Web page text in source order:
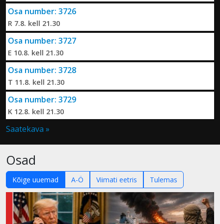
Osa number: 3726
R 7.8. kell 21.30
Osa number: 3727
E 10.8. kell 21.30
Osa number: 3728
T 11.8. kell 21.30
Osa number: 3729
K 12.8. kell 21.30
Saatekava »
Osad
Kõige uuemad A-Ö Viimati eetris Tulemas